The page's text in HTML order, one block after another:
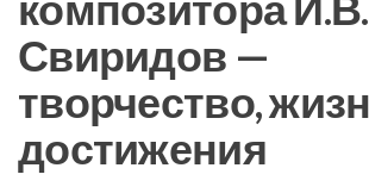
Свиридов —
творчество,
достижения